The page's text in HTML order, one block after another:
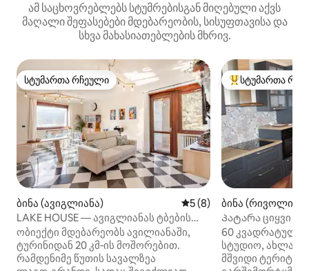
ამ საცხოვრებლებს სტუმრებისგან მიღებული აქვს
მაღალი შეფასებები მდებარეობის, სისუფთავისა და
სხვა მახასიათებლების მხრივ.
სტუმართა რჩეული
სტუმართა რჩეული
ბინა (ავიგლიანა) საშუალო შეფასებაა
5 (8)
LAKE HOUSE — ავიგლიანას ტბების
გულში
ობიექტი მდებარეობს ავილიანაში,
ტურინიდან 20 კმ‑ის მოშორებით.
რამდენიმე წუთის სავალზეა
სტუმართა
სტუმართა
ბინა (რივოლი)
Პატარა ციყვი
60 კვადრატული
სტუდიო,
მშვიდი